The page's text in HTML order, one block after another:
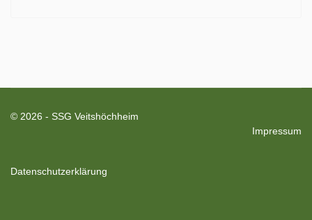
© 2026 - SSG Veitshöchheim
Impressum
Datenschutzerklärung